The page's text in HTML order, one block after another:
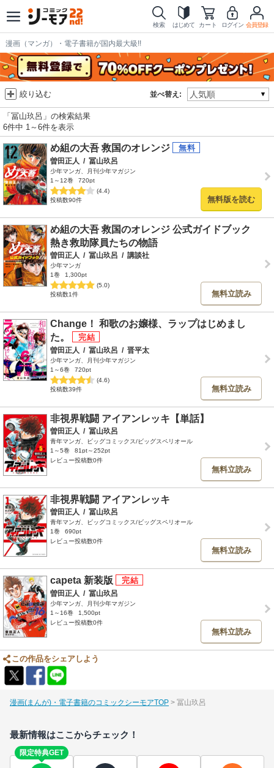
検索 はじめて カート ログイン 会員登録
漫画（マンガ）・電子書籍が国内最大級!!
並べ替え:
絞り込む
「冨山玖呂」の検索結果
6件中 1～6件を表示
め組の大吾 救国のオレンジ
曽田正人 / 冨山玖呂
少年マンガ、月刊少年マガジン
1～12巻
720pt
(4.4)
投稿数90件
無料版を読む
め組の大吾 救国のオレンジ 公式ガイドブック
熱き救助隊員たちの物語
曽田正人 / 冨山玖呂 / 講談社
少年マンガ
1巻
1,300pt
(5.0)
投稿数1件
無料立読み
Change！ 和歌のお嬢様、ラップはじめまし
た。
曽田正人 / 冨山玖呂 / 晋平太
少年マンガ、月刊少年マガジン
1～6巻
720pt
(4.6)
投稿数39件
無料立読み
非視界戦闘 アイアンレッキ【単話】
曽田正人 / 冨山玖呂
青年マンガ、ビッグコミックス/ビッグスペリオール
1～5巻
81pt～252pt
レビュー投稿数0件
無料立読み
非視界戦闘 アイアンレッキ
曽田正人 / 冨山玖呂
青年マンガ、ビッグコミックス/ビッグスペリオール
1巻
690pt
レビュー投稿数0件
無料立読み
capeta 新装版
曽田正人 / 冨山玖呂
少年マンガ、月刊少年マガジン
1～16巻
1,500pt
レビュー投稿数0件
無料立読み
この作品をシェアしよう
漫画(まんが)・電子書籍のコミックシーモアTOP 冨山玖呂
最新情報はここからチェック！
限定特典GET